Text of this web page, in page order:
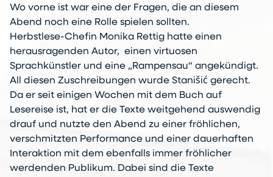
Wo vorne ist war eine der Fragen, die an diesem
Abend noch eine Rolle spielen sollten.
Herbstlese-Chefin Monika Rettig hatte einen
herausragenden Autor, einen virtuosen
Sprachkünstler und eine „Rampensau“ angekündigt.
All diesen Zuschreibungen wurde Stanišić gerecht.
Da er seit einigen Wochen mit dem Buch auf
Lesereise ist, hat er die Texte weitgehend auswendig
drauf und nutzte den Abend zu einer fröhlichen,
verschmitzten Performance und einer dauerhaften
Interaktion mit dem ebenfalls immer fröhlicher
werdenden Publikum. Dabei sind die Texte